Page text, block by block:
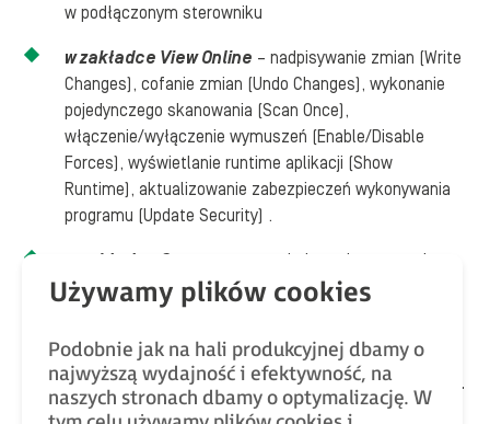
w podłączonym sterowniku
w zakładce View Online – nadpisywanie zmian (Write
Changes), cofanie zmian (Undo Changes), wykonanie
pojedynczego skanowania (Scan Once),
włączenie/wyłączenie wymuszeń (Enable/Disable
Forces), wyświetlanie runtime aplikacji (Show
Runtime), aktualizowanie zabezpieczeń wykonywania
programu (Update Security) .
w zakładce Components
– dodawanie, usuwanie
elementów (Add, Delete) oraz importowanie i
eksportowanie plików (Import, Export)
Podobnie jak na hali produkcyjnej dbamy o
najwyższą wydajność i efektywność, na
naszych stronach dbamy o optymalizację. W